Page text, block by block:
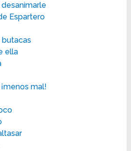
Espartero
ella
mal!